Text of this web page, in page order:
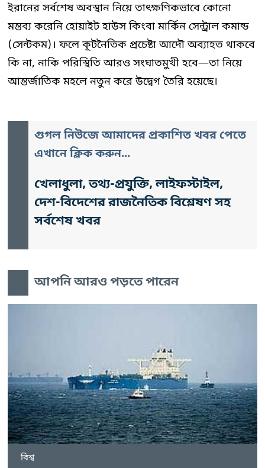
ইরানের সর্বশেষ অবস্থান নিয়ে তাৎক্ষণিকভাবে কোনো
মন্তব্য করেনি হোয়াইট হাউস কিংবা মার্কিন সেন্ট্রাল কমান্ড
(সেন্টকম)। ফলে কূটনৈতিক প্রচেষ্টা আদৌ অব্যাহত থাকবে
কি না, নাকি পরিস্থিতি আরও সংঘাতমুখী হবে—তা নিয়ে
আন্তর্জাতিক মহলে নতুন করে উদ্বেগ তৈরি হয়েছে।
গুগল নিউজে আমাদের প্রকাশিত খবর পেতে
এখানে ক্লিক করুন...
খেলাধুলা, তথ্য-প্রযুক্তি, লাইফস্টাইল,
দেশ-বিদেশের রাজনৈতিক বিশ্লেষণ সহ
সর্বশেষ খবর
আপনি আরও পড়তে পারেন
বিশ্ব